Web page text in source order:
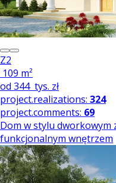
Z2
109 m²
od 344 tys. zł
project.realizations: 324
project.comments: 69
Dom w stylu dworkowym
funkcjonalnym wnętrzem